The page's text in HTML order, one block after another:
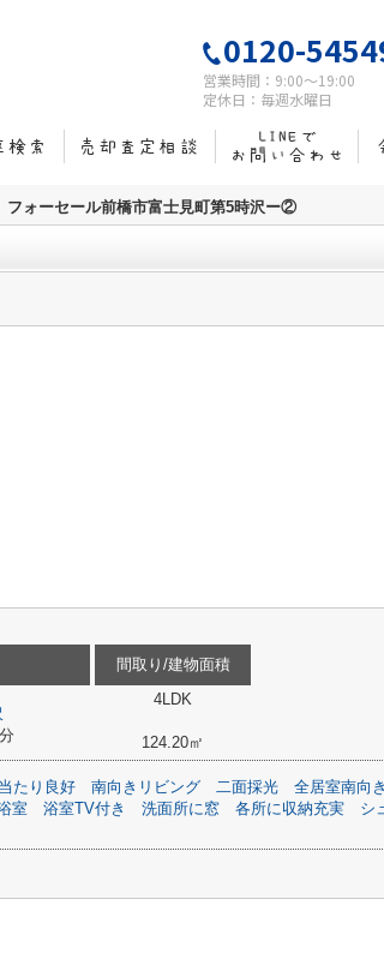
0120-
営業時間：9:00～19:00
定休日：毎週水曜日
フォーセール前橋市富士見町第5時沢ー②
間取り/建物面積
4LDK
124.20㎡
たり良好 南向きリビング 二面採光
全居室南向
室 浴室TV付き 洗面所に窓 各所に収納充実
シ